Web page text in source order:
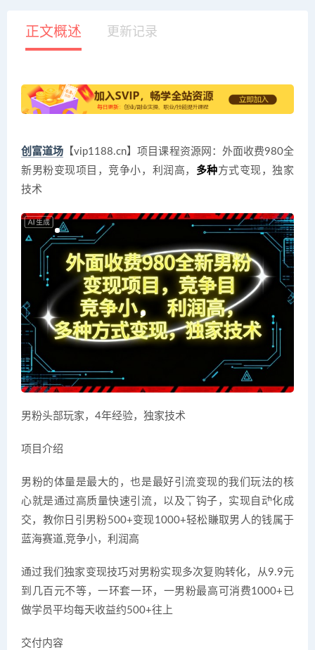
正文概述 更新记录
创富道场 【vip1188.cn】项目课程资源网：外面收费980全
新男粉变现项目，竞争小，利润高， 多种方式变现，独家
技术
男粉头部玩家，4年经验，独家技术
项目介绍
男粉的体量是最大的，也是最好引流变现的我们玩法的核
心就是通过高质量快速引流，以及下钩子，实现自动化成
交，教你日引男粉500+变现1000+轻松賺取男人的钱属于
蓝海赛道,竞争小，利润高
通过我们独家变现技巧对男粉实现多次复购转化，从9.9元
到几百元不等，一环套一环，一男粉最高可消费1000+已
做学员平均每天收益约500+往上
交付内容